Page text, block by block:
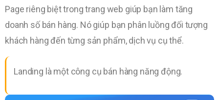
Page riêng biệt trong trang web giúp bạn làm tăng
doanh số bán hàng. Nó giúp bạn phân luồng đối tượng
khách hàng đến từng sản phẩm, dịch vụ cụ thể.
Landing là một công cụ bán hàng năng động.